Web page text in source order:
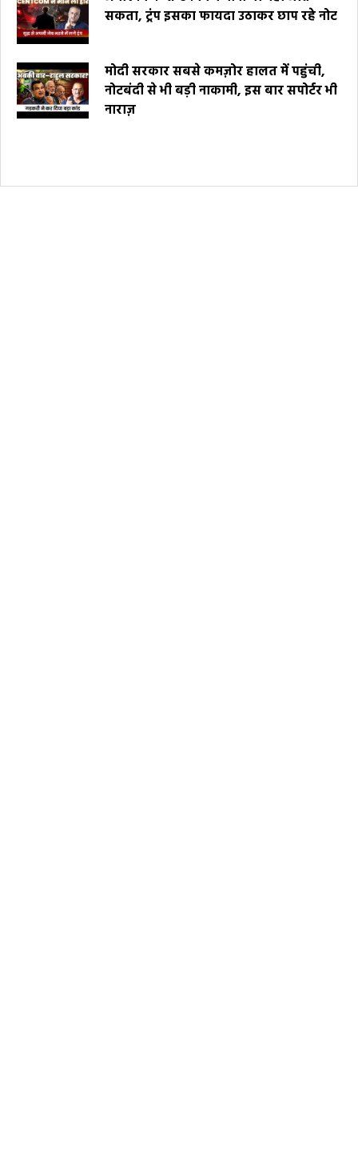
सकता, ट्रंप इसका फायदा उठाकर छाप रहे नोट
मोदी सरकार सबसे कमज़ोर हालत में पहुंची,
नोटबंदी से भी बड़ी नाकामी, इस बार सपोर्टर भी
नाराज़